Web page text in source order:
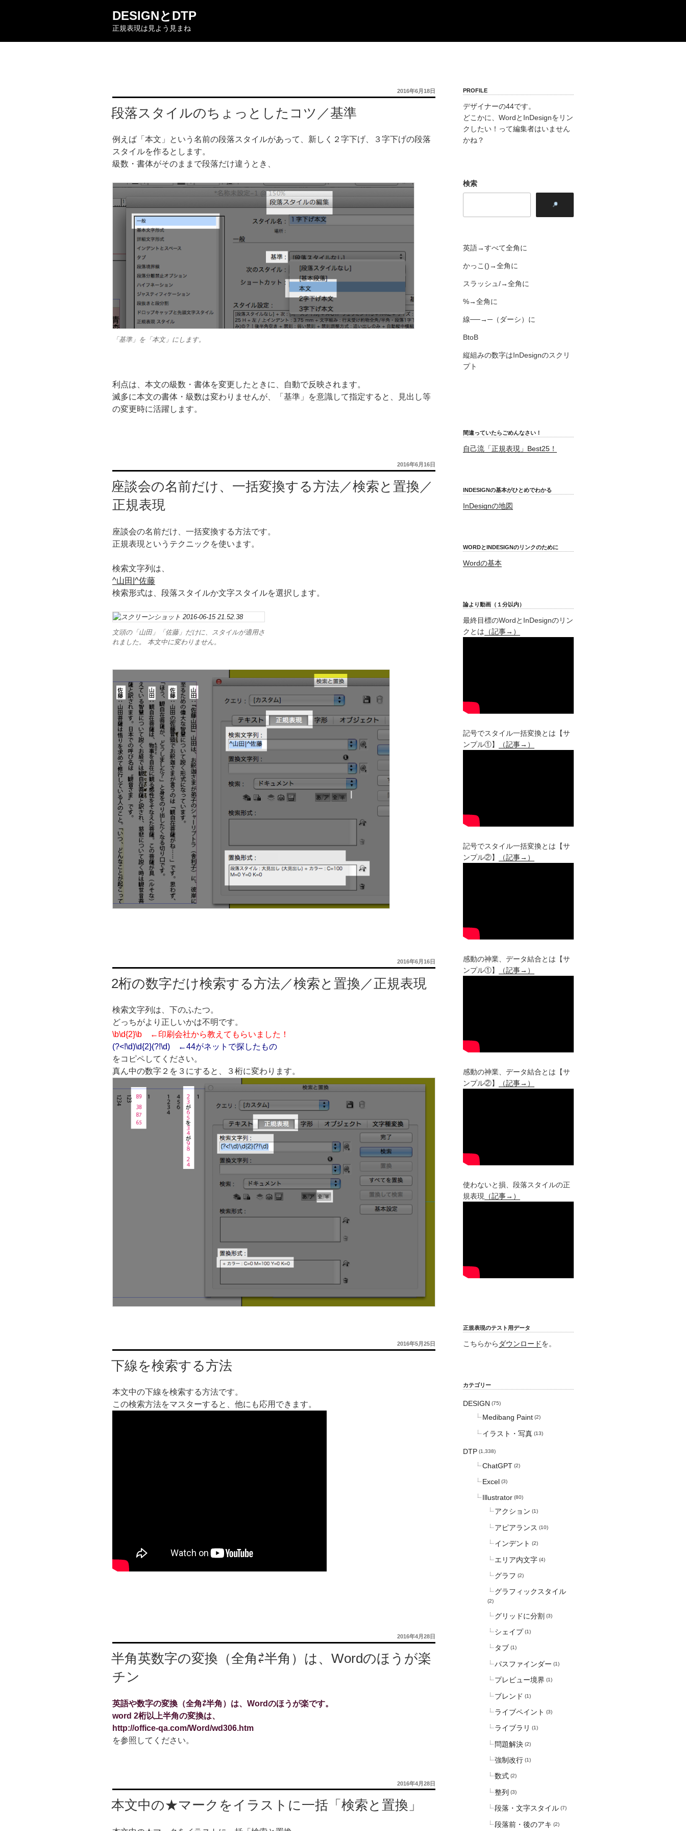
ン
DESIGNとDTP
正規表現は見よう見まね
投
稿
2016年6月18日
段落スタイルのちょっとしたコツ／基準
例えば「本文」という名前の段落スタイルがあって、新しく２字下げ、３字下げの段落
スタイルを作るとします。
級数・書体がそのままで段落だけ違うとき、
「基準」を「本文」にします。
利点は、本文の級数・書体を変更したときに、自動で反映されます。
滅多に本文の書体・級数は変わりませんが、「基準」を意識して指定すると、見出し等
の変更時に活躍します。
投
稿
日:
2016年6月16日
座談会の名前だけ、一括変換する方法／検索と置換／
正規表現
座談会の名前だけ、一括変換する方法です。
正規表現というテクニックを使います。
検索文字列は、
^山田|^佐藤
検索形式は、段落スタイルか文字スタイルを選択します。
文頭の「山田」「佐藤」だけに、スタイルが適用さ
れました。 本文中に変わりません。
投
稿
日:
2016年6月16日
2桁の数字だけ検索する方法／検索と置換／正規表現
検索文字列は、下のふたつ。
どっちがより正しいかは不明です。
\b\d{2}\b ←印刷会社から教えてもらいました！
(?<!\d)\d{2}(?!\d) ←44がネットで探したもの
をコピペしてください。
真ん中の数字２を３にすると、３桁に変わります。
投
稿
2016年5月25日
下線を検索する方法
本文中の下線を検索する方法です。
この検索方法をマスターすると、他にも応用できます。
投
稿
日:
2016年4月28日
半角英数字の変換（全角⇄半角）は、Wordのほうが楽
チン
英語や数字の変換（全角⇄半角）は、Wordのほうが楽です。
word 2桁以上半角の変換は、
http://office-qa.com/Word/wd306.htm
を参照してください。
投
稿
日:
2016年4月28日
本文中の★マークをイラストに一括「検索と置換」
PROFILE
デザイナーの44です。
どこかに、WordとInDesignをリン
クしたい！って編集者はいません
かね？
検索
英語→すべて全角に
かっこ()→全角に
スラッシュ/→全角に
%→全角に
線──→─（ダーシ）に
BtoB
縦組みの数字はInDesignのスクリ
プト
間違っていたらごめんなさい！
自己流「正規表現」Best25！
INDESIGNの基本がひとめでわかる
InDesignの地図
WORDとINDESIGNのリンクのために
Wordの基本
論より動画（１分以内）
最終目標のWordとInDesignのリン
クとは （記事→）
記号でスタイル一括変換とは【サ
ンプル①】
（記事→）
記号でスタイル一括変換とは【サ
ンプル②】
（記事→）
感動の神業、データ結合とは【サ
ンプル①】
（記事→）
感動の神業、データ結合とは【サ
ンプル②】
（記事→）
使わないと損、段落スタイルの正
規表現
（記事→）
正規表現のテスト用データ
こちらから ダウンロードを。
カテゴリー
DESIGN (75)
Medibang Paint (2)
イラスト・写真 (13)
DTP (1,338)
ChatGPT (2)
Excel (3)
Illustrator (80)
アクション (1)
アピアランス (10)
インデント (2)
エリア内文字 (4)
グラフ (2)
グラフィックスタイル
(2)
グリッドに分割 (3)
シェイプ (1)
タブ (1)
パスファインダー (1)
プレビュー境界 (1)
ブレンド (1)
ライブペイント (3)
ライブラリ (1)
問題解決 (2)
強制改行 (1)
数式 (2)
整列 (3)
段落・文字スタイル (7)
段落前・後のアキ (2)